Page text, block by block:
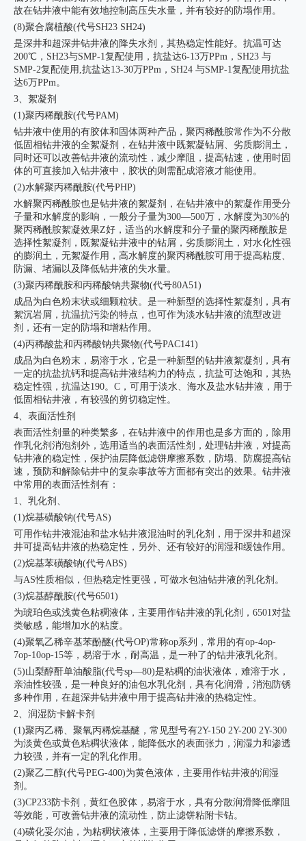
故在钻井液中能有效地控制高压失水量，并有较好的防塌作用。
(8)聚合腐植酸(代号SH23 SH24)
是深井和超深井钻井液的降失水剂，其热稳定性能好。抗温可达
200℃，SH23与SMP-1复配使用，抗盐达6-13万PPm，SH23 与
SMP-2复配使用,抗盐达13-30万PPm，SH24 与SMP-1复配使用抗盐
达6万PPm。
3、絮凝剂
(1)聚丙稀酰胺(代号PAM)
钻井液中使用的有胶体和固体两种产品，聚丙稀酰胺常作为不分散
低固相钻井液的全絮凝剂，在钻井液中既絮凝钻屑、劣质膨润土，
同时还可以改善钻井液的流动性，减少摩阻，提高钻速，使用时固
体的可直接加入钻井液中，胶状的则需配成溶液才能使用。
(2)水解聚丙稀酰胺(代号PHP)
水解聚丙稀酰胺也是钻井液的絮凝剂，在钻井液中的絮凝作用受分
子量和水解度的影响，一般分子量为300—500万，水解度为30%的
聚丙稀酰胺絮凝效果Z好，适当的水解度和分子量的聚丙稀酰胺是
选择性絮凝剂，既絮凝钻井液中的钻屑，劣质膨润土，对水化性强
的膨润土，无絮凝作用，高水解度的聚丙稀酰胺可用于提高粘度、
防漏、堵漏以及降低钻井液的失水量。
(3)聚丙稀酰胺和丙稀酸钠共聚物(代号80A51)
成品为白色粉末状或细颗粒状。是一种新型的选择性絮凝剂，具有
絮沉岩屑，抗温抗污染的特点，也可作为淡水钻井液的流型改进
剂，还有一定的防塌和增粘作用。
(4)丙稀酸盐和丙稀酸钠共聚物(代号PAC141)
成品为白色粉末，易溶于水，它是一种新型的钻井液絮凝剂，具有
一定的抗盐抗钙和提高钻井液结构力的特点，抗盐可达饱和，其热
稳定性强，抗温达190。C，可用于淡水、海水及盐水钻井液，用于
低固相钻井液，有较强的剪切稳定性。
4、表面活性剂
表面活性剂量的种类繁多，在钻井液中的作用也是多方面的，除用
作乳化剂消泡剂外，选用适当的表面活性剂，处理钻井液，对提高
钻井液的稳定性，保护油层降低滤饼摩擦系数，防塌、防腐提高钻
速，预防和解除钻井中的复杂事故等方面都有突出的效果。钻井液
中常用的表面活性剂有：
1、乳化剂、
(1)烷基磺酸钠(代号AS)
可用作钻井液混油和盐水钻井液混油时的乳化剂，用于深井和超深
井可提高钻井液的热稳定性，另外、还有较好的润湿和缓蚀作用。
(2)烷基苯磺酸钠(代号ABS)
与AS性质相似，但热稳定性更强，可做水包油钻井液的乳化剂。
(3)烷基醇酰胺(代号6501)
为琥珀色或浅黄色粘稠液体，主要用作钻井液的乳化剂，6501对盐
类敏感，能增加水的粘度。
(4)聚氧乙稀辛基苯酚醚(代号OP)常称op系列，常用的有op-4op-
7op-10op-15等，易溶于水，耐高温，是一种了的钻井液乳化剂。
(5)山梨醇酐单油酸脂(代号sp—80)是粘稠的油状液体，难溶于水，
亲油性较强，是一种良好的油包水乳化剂，具有化润滑，消泡防锈
多种作用，在超深井钻井液中用于提高钻井液的热稳定性。
2、润湿防卡解卡剂
(1)聚丙乙稀、聚氧丙稀烷基醚，常见型号有2Y-150 2Y-200 2Y-300
为淡黄色或黄色粘稠状液体，能降低水的表面张力，润湿力和渗透
力较强，并有一定的乳化作用。
(2)聚乙二醇(代号PEG-400)为黄色液体，主要用作钻井液的润湿
剂。
(3)CP233防卡剂，黄红色胶体，易溶于水，具有分散润滑降低摩阻
等效能，可改善钻井液的流动性，防止滤饼粘附卡钻。
(4)磺化妥尔油，为粘稠状液体，主要用于降低滤饼的摩擦系数，